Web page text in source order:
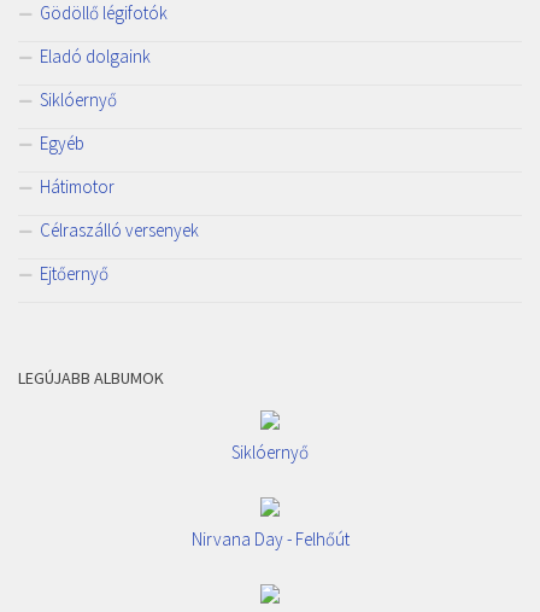
Gödöllő légifotók
Eladó dolgaink
Siklóernyő
Egyéb
Hátimotor
Célraszálló versenyek
Ejtőernyő
LEGÚJABB ALBUMOK
Siklóernyő
Nirvana Day - Felhőút